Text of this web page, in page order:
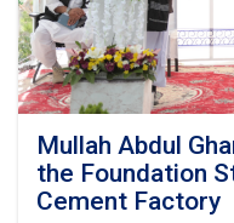
Recent
Progress
and
Future
Activities
of
the
TAPI
Project
Mullah Abdul
the Foundation
Cement Factory